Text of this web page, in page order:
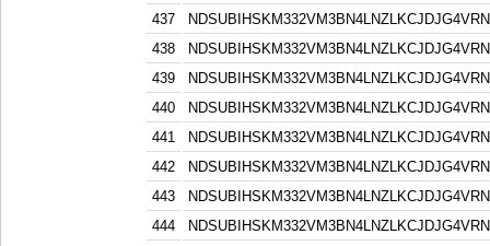
437
438
439
440
441
442
443
444